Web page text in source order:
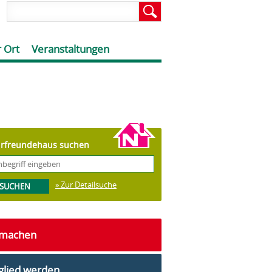
Ort Veranstaltungen
suchen
» Zur Detailsuche